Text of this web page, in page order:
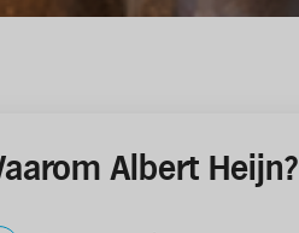
Albert Heijn?